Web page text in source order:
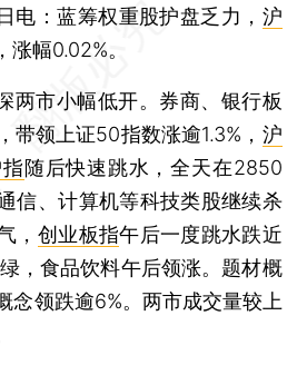
电 ：蓝筹权重股护盘乏力， 沪
幅0.02%。
市小幅低开。券商、银行板
带领上证50指数涨逾1.3%， 沪
随后快速跳水，全天在2850
信、计算机等科技类股继续杀
， 创业板指午后一度跳水跌近
，食品饮料午后领涨。题材概
念领跌逾6%。两市成交量较上